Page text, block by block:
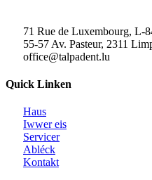
71 Rue de Luxembourg, L-
55-57 Av. Pasteur, 2311
office@talpadent.lu
Quick Linken
Haus
Iwwer eis
Servicer
Abléck
Kontakt